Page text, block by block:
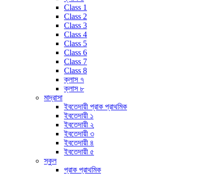
Class 1
Class 2
Class 3
Class 4
Class 5
Class 6
Class 7
Class 8
ক্লাস ৭
ক্লাস ৮
মাদ্রাসা
ইবতেদায়ী প্রাক প্রাথমিক
ইবতেদায়ী ১
ইবতেদায়ী ২
ইবতেদায়ী ৩
ইবতেদায়ী ৪
ইবতেদায়ী ৫
স্কুল
প্রাক প্রাথমিক